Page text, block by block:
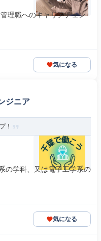
理職へのキャリアチェン
気になる
ジニア
！
の学科、又は電子工学系の
気になる